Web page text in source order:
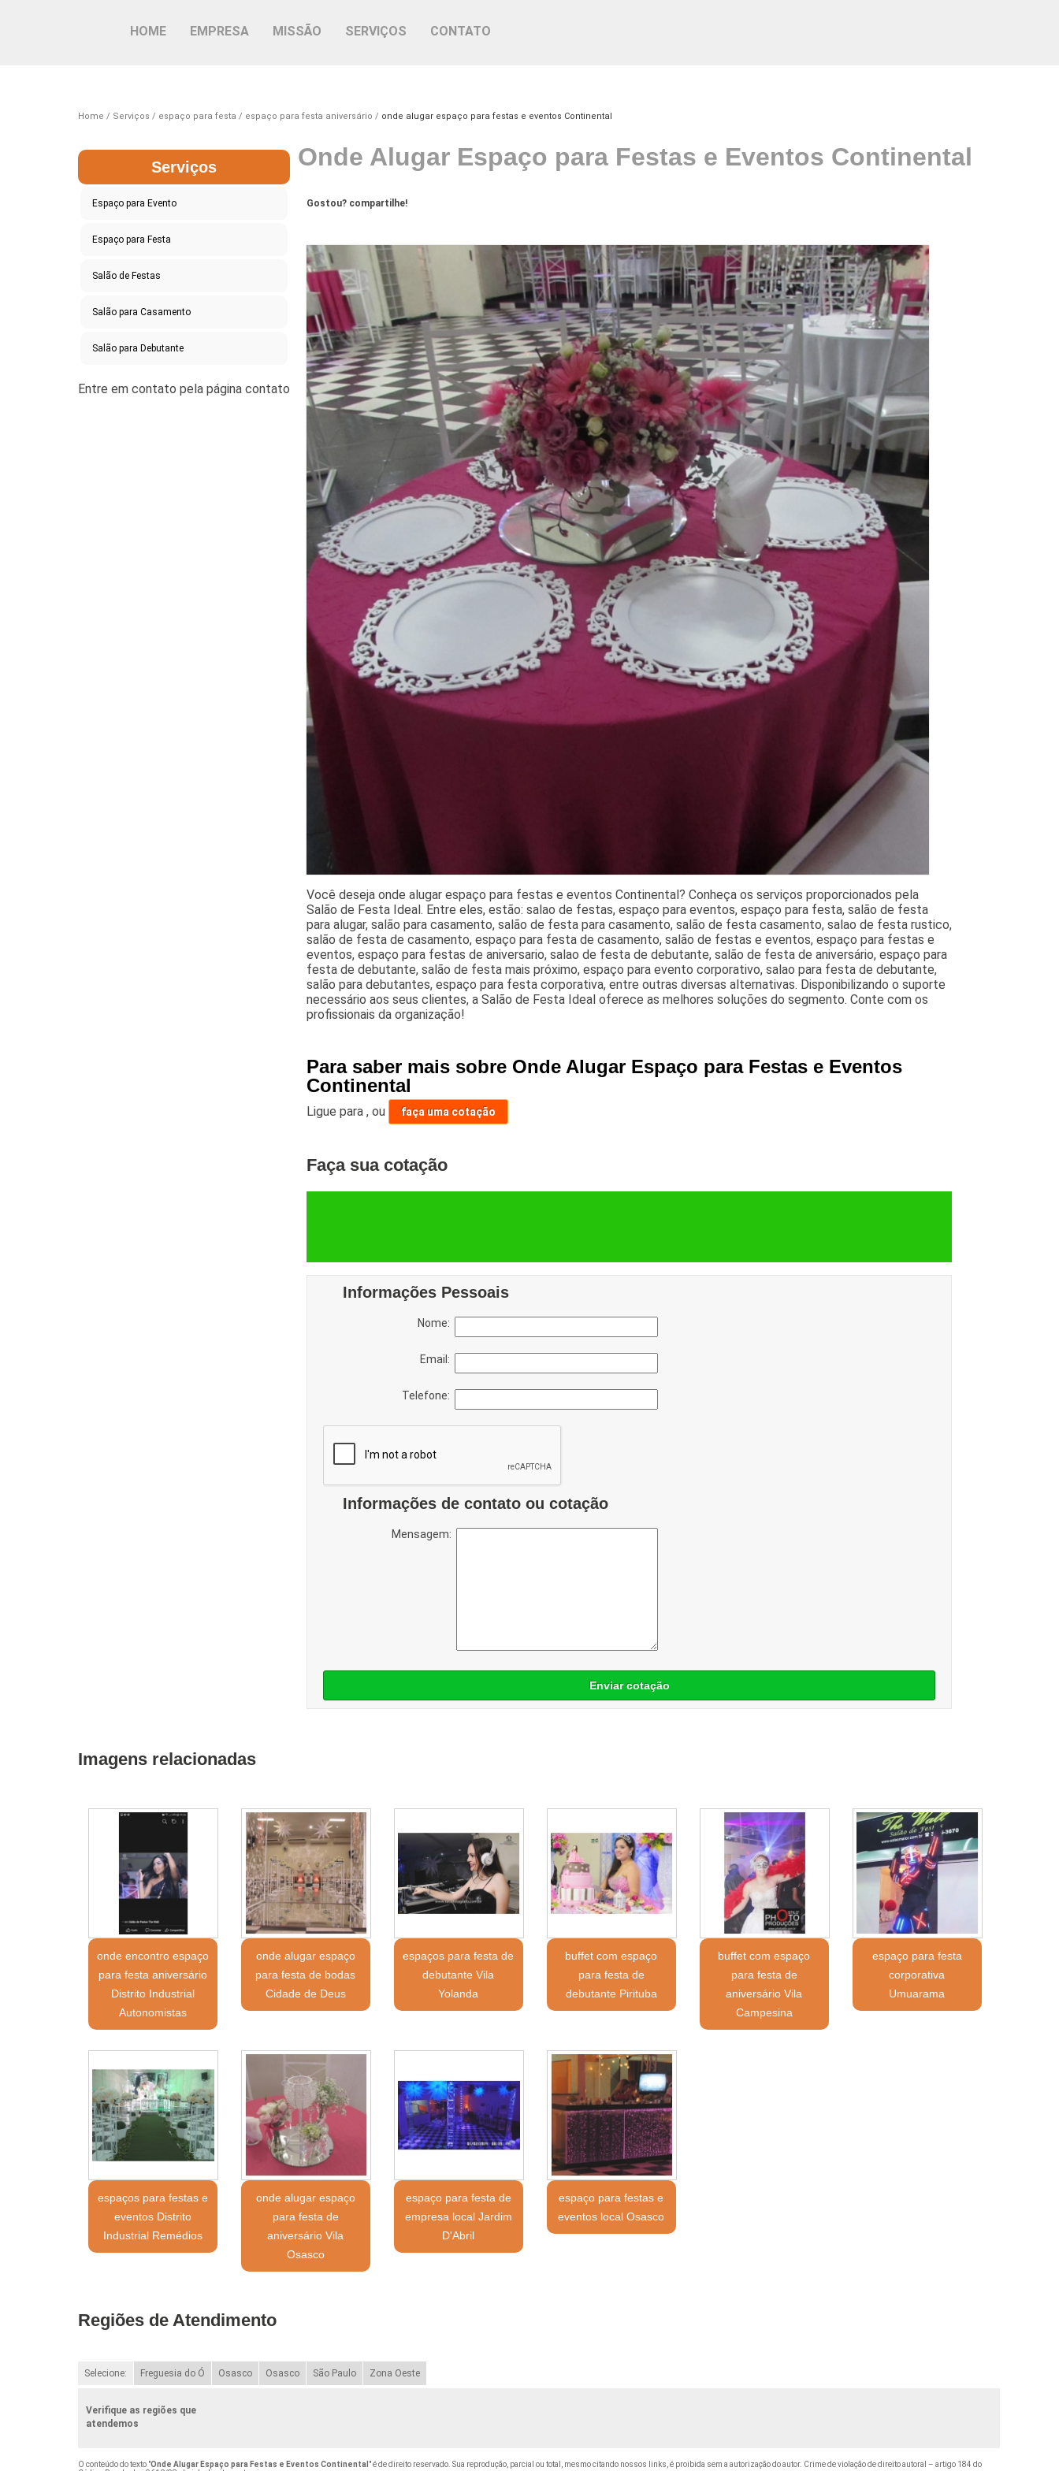
HOME EMPRESA MISSÃO SERVIÇOS CONTATO
Home Serviços espaço para festa espaço para festa aniversário onde alugar espaço para festas e eventos Continental
Serviços
Espaço para Evento
Espaço para Festa
Salão de Festas
Salão para Casamento
Salão para Debutante
Onde Alugar Espaço para Festas e Eventos Continental
Gostou? compartilhe!
Você deseja onde alugar espaço para festas e eventos Continental? Conheça os serviços proporcionados pela
Salão de Festa Ideal. Entre eles, estão: salao de festas, espaço para eventos, espaço para festa, salão de festa
para alugar, salão para casamento, salão de festa para casamento, salão de festa casamento, salao de festa rustico,
salão de festa de casamento, espaço para festa de casamento, salão de festas e eventos, espaço para festas e
eventos, espaço para festas de aniversario, salao de festa de debutante, salão de festa de aniversário, espaço para
festa de debutante, salão de festa mais próximo, espaço para evento corporativo, salao para festa de debutante,
salão para debutantes, espaço para festa corporativa, entre outras diversas alternativas. Disponibilizando o suporte
necessário aos seus clientes, a Salão de Festa Ideal oferece as melhores soluções do segmento. Conte com os
profissionais da organização!
Para saber mais sobre Onde Alugar Espaço para Festas e Eventos
Continental
Ligue para,ou faça uma cotação
Faça sua cotação
Informações Pessoais
Nome:
Email:
Telefone:
Informações de contato ou cotação
Mensagem:
Enviar cotação
Imagens relacionadas
onde encontro espaço
para festa aniversário
Distrito Industrial
Autonomistas
onde alugar espaço
para festa de bodas
Cidade de Deus
espaços para festa de
debutante Vila
Yolanda
buffet com espaço
para festa de
debutante Pirituba
buffet com espaço
para festa de
aniversário Vila
Campesina
espaço para festa
corporativa
Umuarama
espaços para festas e
eventos Distrito
Industrial Remédios
onde alugar espaço
para festa de
aniversário Vila
Osasco
espaço para festa de
empresa local Jardim
D'Abril
espaço para festas e
eventos local Osasco
Regiões de Atendimento
Selecione: Freguesia do Ó Osasco Osasco São Paulo Zona Oeste
Verifique as regiões que
atendemos
O conteúdo do texto "Onde Alugar Espaço para Festas e Eventos Continental " é de direito reservado. Sua reprodução, parcial ou total, mesmo citando nossos links, é proibida sem a autorização do autor. Crime de violação de direito autoral – artigo 184 do